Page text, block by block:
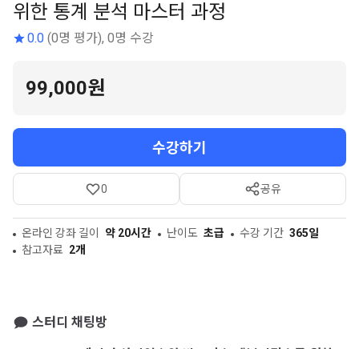
위한 통계 분석 마스터 과정
0.0 (0명 평가), 0명 수강
99,000원
수강하기
0 공유
온라인 강좌 길이 약 20시간 난이도 초급 수강 기간 365일
참고자료 2개
스터디 채팅방